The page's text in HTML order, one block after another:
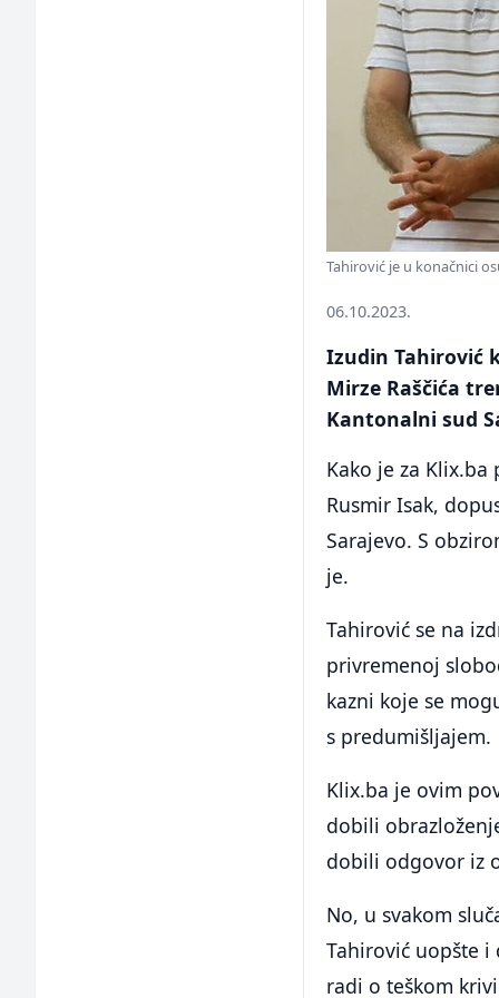
Tahirović je u konačnici
06.10.2023.
Izudin Tahirović
Mirze Raščića
Kantonalni sud
Kako je za
Rusmir Isak,
Sarajevo. S
je.
Tahirović se na
privremenoj
kazni koje se
s predumišljajem.
Klix.ba je ovim
dobili
dobili odgovor iz
No, u svakom
Tahirović uopšte
radi o teškom